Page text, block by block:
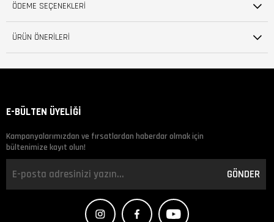
ÖDEME SEÇENEKLERI
ÜRÜN ÖNERILERI
E-BÜLTEN ÜYELİĞİ
Kampanyalarımızdan ve fırsatlardan haberdar olmak için
bültenimize kayıt olun!
GÖNDER